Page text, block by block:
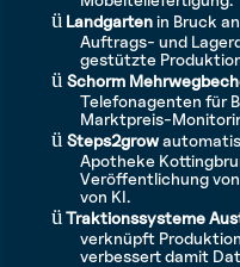
ü Landgartenin Bruck
Auftrags- und
gestützte
ü Schorm
Telefonagenten für
Marktpreis-
ü Steps2grow
Apotheke
Veröffentlichung
von KI.
ü Traktionssysteme
verknüpft
verbessert damit